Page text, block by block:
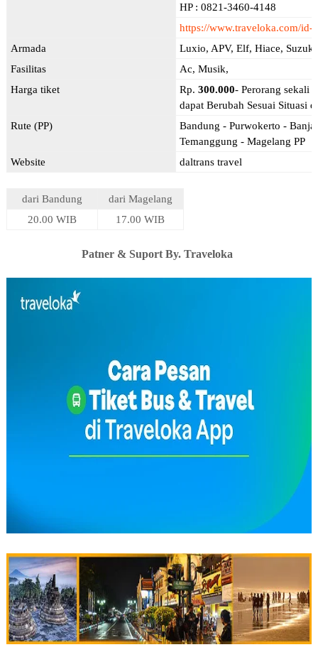
HP : 0821-3460-4148
https://www.traveloka.com/id-
Armada
Luxio, APV, Elf, Hiace,
Fasilitas
Ac, Musik,
Harga tiket
Rp. 300.000- Perorang sekali
dapat Berubah Sesuai Situasi
Rute (PP)
Bandung - Purwokerto -
Temanggung - Magelang PP
Website
daltrans travel
dari Bandung
dari Magelang
20.00 WIB
17.00 WIB
Patner & Suport By. Traveloka